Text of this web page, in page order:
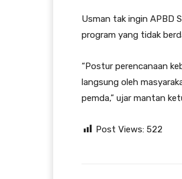
Usman tak ingin APBD
program yang tidak
“Postur perencanaan
langsung oleh
pemda,” ujar mantan
Post Views: 522